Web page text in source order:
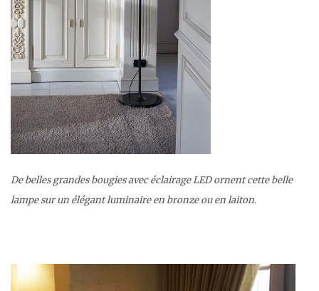
De belles grandes bougies avec éclairage LED ornent cette belle
lampe sur un élégant luminaire en bronze ou en laiton.